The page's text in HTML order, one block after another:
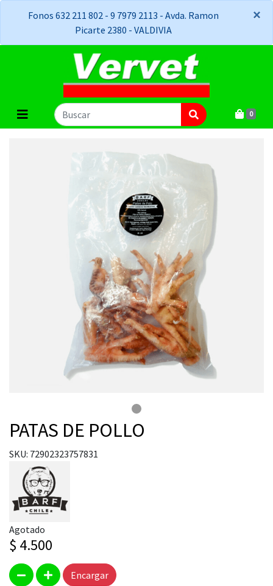
Fonos 632 211 802 - 9 7979 2113 - Avda. Ramon
Picarte 2380 - VALDIVIA
×
×
0
PATAS DE POLLO
SKU: 72902323757831
Agotado
$ 4.500
Encargar